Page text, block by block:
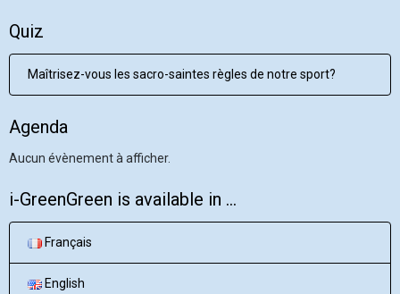
Quiz
Maîtrisez-vous les sacro-saintes règles de notre sport?
Agenda
Aucun évènement à afficher.
i-GreenGreen is available in ...
Français
English